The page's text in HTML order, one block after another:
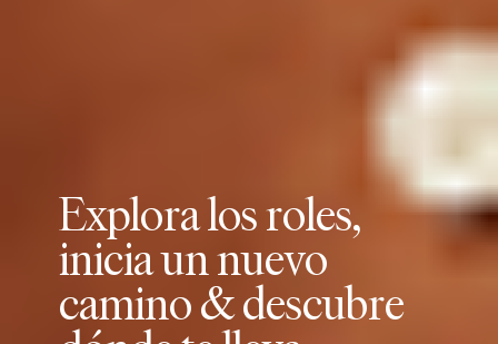
Exploralosroles,
iniciaunnuevo
camino&descubre